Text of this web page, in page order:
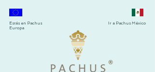
®
Estás en Pachus
Europa
Ir a Pachus México